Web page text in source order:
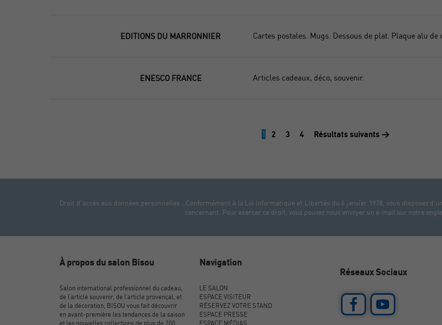
EDITIONS DU MARRONNIER Cartes postales. Mugs. Dessous de plat. Plaque alu de
ENESCO FRANCE Articles cadeaux, déco, souvenir.
1 2 3 4 Résultats suivants >
Droit d'accès aux données personnelles : Conformément à la Loi Informatique et Libertés du 6 janvier 1978, vous disposez
concernant. Pour exercer ce droit, vous pouvez nous envoyer un e-mail sur notre
À propos du salon Bisou
Salon international professionnel du cadeau,
de l’article souvenir, de l’article provençal, et
de la décoration, BISOU vous fait découvrir
en avant-première les tendances de la saison
et les nouvelles collections de plus de 200
Navigation
LE SALON
ESPACE VISITEUR
RÉSERVEZ VOTRE STAND
ESPACE PRESSE
ESPACE MÉDIAS
Réseaux Sociaux